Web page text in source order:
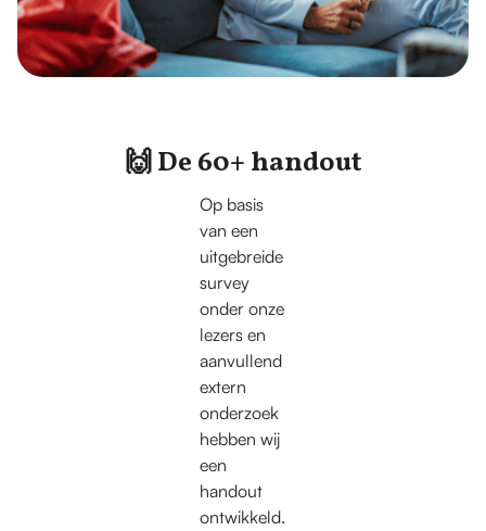
🙌 De 60+ handout
Op basis
van een
uitgebreide
survey
onder onze
lezers en
aanvullend
extern
onderzoek
hebben wij
een
handout
ontwikkeld.